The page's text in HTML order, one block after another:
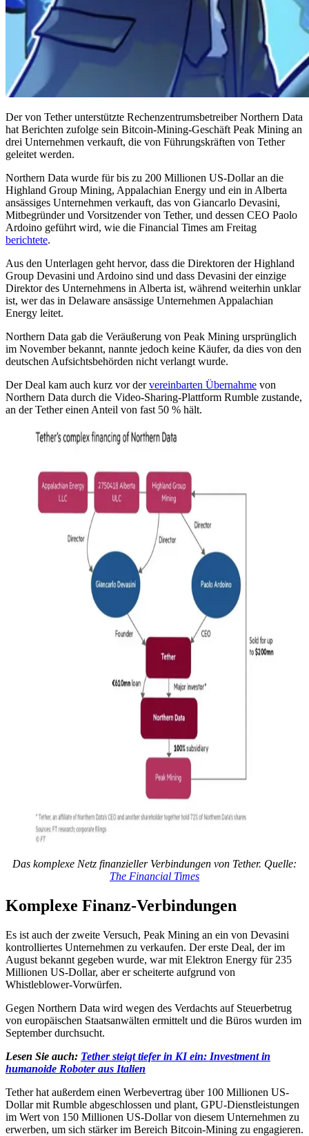
Der von Tether unterstützte Rechenzentrumsbetreiber Northern Data
hat Berichten zufolge sein Bitcoin-Mining-Geschäft Peak Mining an
drei Unternehmen verkauft, die von Führungskräften von Tether
geleitet werden.
Northern Data wurde für bis zu 200 Millionen US-Dollar an die
Highland Group Mining, Appalachian Energy und ein in Alberta
ansässiges Unternehmen verkauft, das von Giancarlo Devasini,
Mitbegründer und Vorsitzender von Tether, und dessen CEO Paolo
Ardoino geführt wird, wie die Financial Times am Freitag
berichtete.
Aus den Unterlagen geht hervor, dass die Direktoren der Highland
Group Devasini und Ardoino sind und dass Devasini der einzige
Direktor des Unternehmens in Alberta ist, während weiterhin unklar
ist, wer das in Delaware ansässige Unternehmen Appalachian
Energy leitet.
Northern Data gab die Veräußerung von Peak Mining ursprünglich
im November bekannt, nannte jedoch keine Käufer, da dies von den
deutschen Aufsichtsbehörden nicht verlangt wurde.
Der Deal kam auch kurz vor dervereinbarten Übernahme von
Northern Data durch die Video-Sharing-Plattform Rumble zustande,
an der Tether einen Anteil von fast 50 % hält.
Das komplexe Netz finanzieller Verbindungen von Tether. Quelle:
The Financial Times
Komplexe Finanz-Verbindungen
Es ist auch der zweite Versuch, Peak Mining an ein von Devasini
kontrolliertes Unternehmen zu verkaufen. Der erste Deal, der im
August bekannt gegeben wurde, war mit Elektron Energy für 235
Millionen US-Dollar, aber er scheiterte aufgrund von
Whistleblower-Vorwürfen.
Gegen Northern Data wird wegen des Verdachts auf Steuerbetrug
von europäischen Staatsanwälten ermittelt und die Büros wurden im
September durchsucht.
Lesen Sie auch: Tether steigt tiefer in KI ein: Investment in
humanoide Roboter aus Italien
Tether hat außerdem einen Werbevertrag über 100 Millionen US-
Dollar mit Rumble abgeschlossen und plant, GPU-Dienstleistungen
im Wert von 150 Millionen US-Dollar von diesem Unternehmen zu
erwerben, um sich stärker im Bereich Bitcoin-Mining zu engagieren.